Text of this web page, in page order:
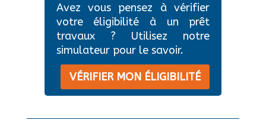
Avez vous pensez à vérifier
votre éligibilité à un prêt
travaux ? Utilisez notre
simulateur pour le savoir.
VÉRIFIER MON ÉLIGIBILITÉ